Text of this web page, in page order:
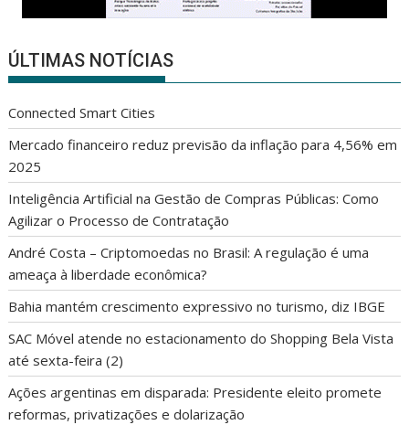
ÚLTIMAS NOTÍCIAS
Connected Smart Cities
Mercado financeiro reduz previsão da inflação para 4,56% em
2025
Inteligência Artificial na Gestão de Compras Públicas: Como
Agilizar o Processo de Contratação
André Costa – Criptomoedas no Brasil: A regulação é uma
ameaça à liberdade econômica?
Bahia mantém crescimento expressivo no turismo, diz IBGE
SAC Móvel atende no estacionamento do Shopping Bela Vista
até sexta-feira (2)
Ações argentinas em disparada: Presidente eleito promete
reformas, privatizações e dolarização